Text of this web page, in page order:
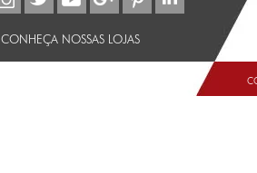
CONHEÇA NOSSAS LOJAS